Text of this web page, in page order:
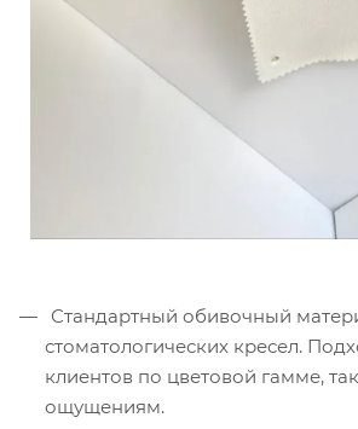
Стандартный обивочный
стоматологических кресел.
клиентов по цветовой гамме,
ощущениям.